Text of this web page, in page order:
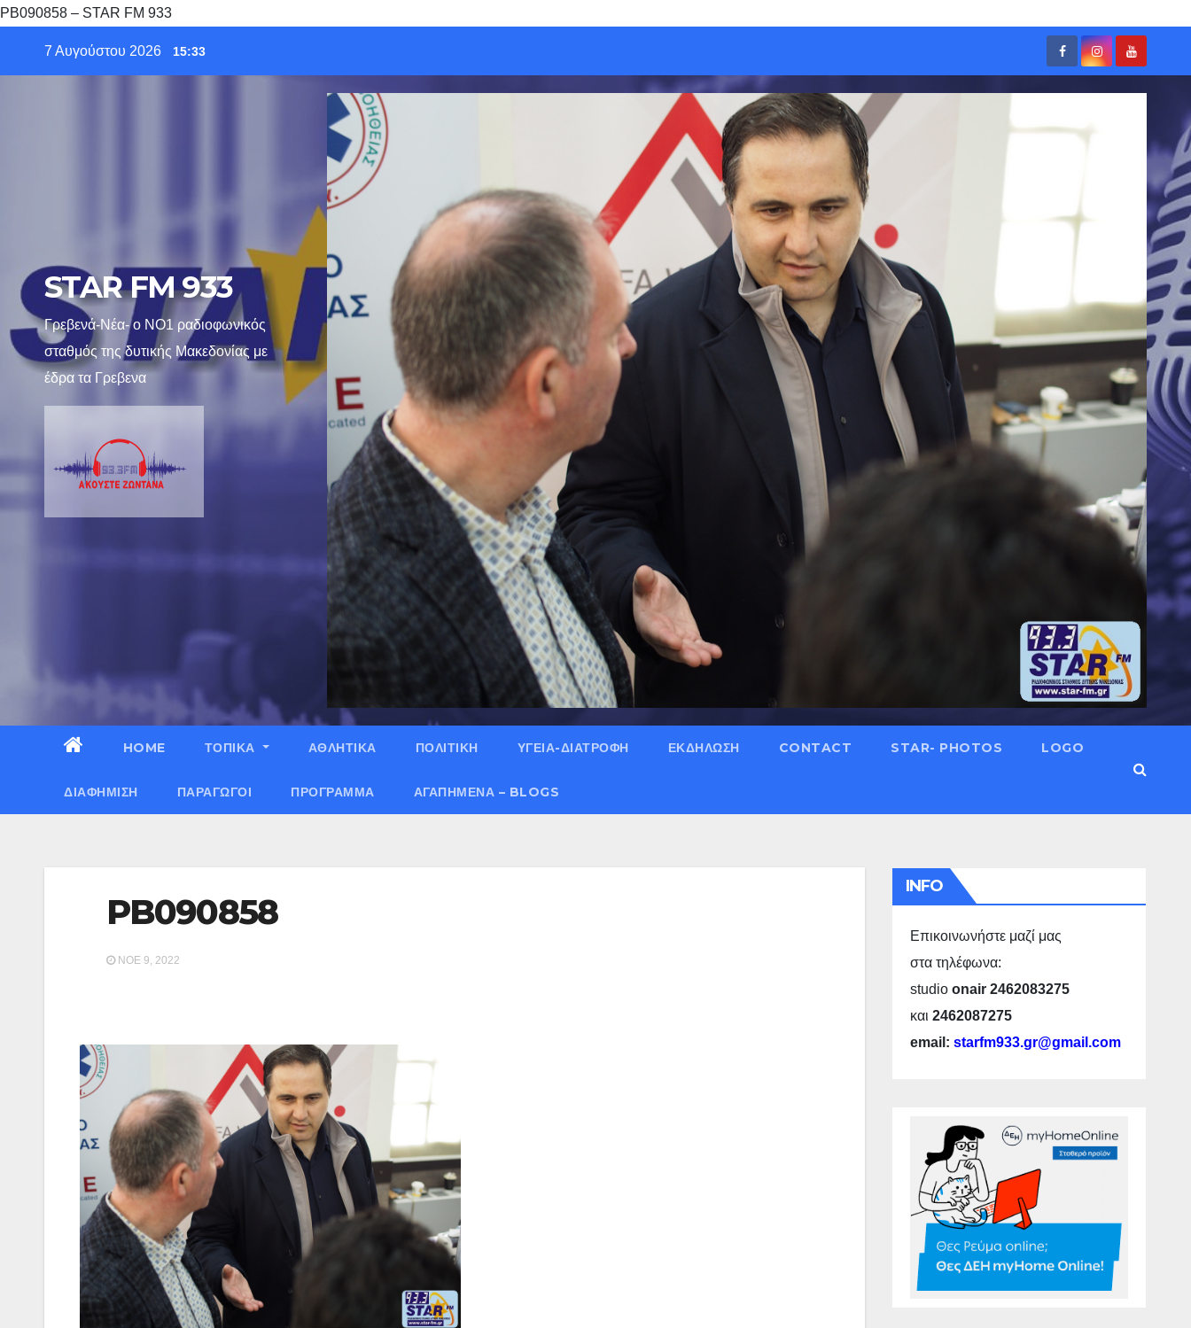
PB090858 – STAR FM 933
7 Αυγούστου 2026 15:33
STAR FM 933
Γρεβενά-Νέα- ο ΝΟ1 ραδιοφωνικός
σταθμός της δυτικής Μακεδονίας με
έδρα τα Γρεβενα
HOME ΤΟΠΙΚΑ ΑΘΛΗΤΙΚΑ ΠΟΛΙΤΙΚΗ ΥΓΕΙΑ-ΔΙΑΤΡΟΦΗ ΕΚΔΗΛΩΣΗ CONTACT STAR- PHOTOS LOGO
ΔΙΑΦΉΜΙΣΗ ΠΑΡΑΓΩΓΟΊ ΠΡΌΓΡΑΜΜΑ ΑΓΑΠΗΜΈΝΑ – BLOGS
PB090858
ΝΟΈ 9, 2022
INFO
Επικοινωνήστε μαζί μας
στα τηλέφωνα:
studio onair 2462083275
και 2462087275
email: starfm933.gr@gmail.com